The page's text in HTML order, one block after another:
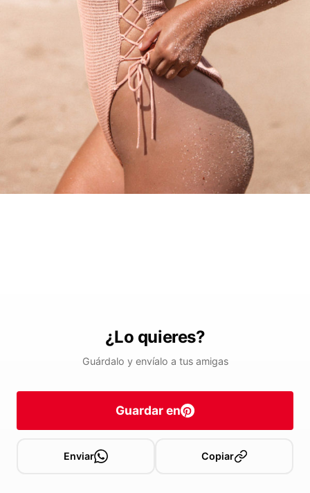
¿Lo quieres?
Guárdalo y envíalo a tus amigas
Guardar en
Enviar Copiar